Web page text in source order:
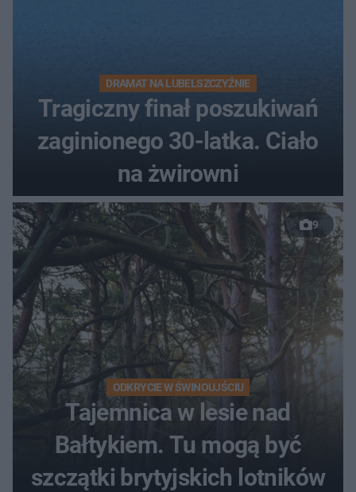
DRAMAT NA LUBELSZCZYŹNIE
Tragiczny finał poszukiwań
zaginionego 30-latka. Ciało
na żwirowni
9
ODKRYCIE W ŚWINOUJŚCIU
Tajemnica w lesie nad
Bałtykiem. Tu mogą być
szczątki brytyjskich lotników